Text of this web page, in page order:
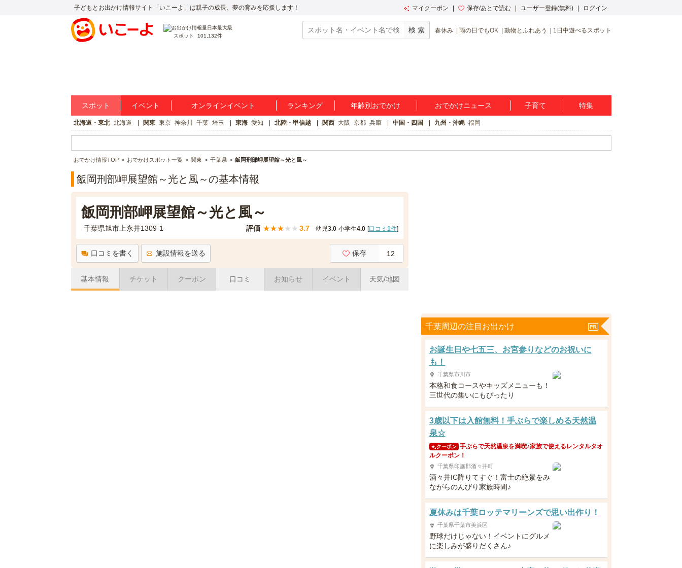
子どもとお出かけ情報サイト「いこーよ」は親子の成長、夢の育みを応援します！ マイクーポン 保存/あとで読む ユーザー登録(無料) ログイン
スポット 101,132件
春休み 雨の日でもOK 動物とふれあう 1日中遊べるスポット
スポット イベント オンラインイベント ランキング 年齢別おでかけ おでかけニュース 子育て 特集
北海道・東北 北海道 関東 東京 神奈川 千葉 埼玉 東海 愛知 北陸・甲信越 関西 大阪 京都 兵庫 中国・四国 九州・沖縄 福岡
おでかけ情報TOP おでかけスポット一覧 関東 千葉県 飯岡刑部岬展望館～光と風～
飯岡刑部岬展望館～光と風～の基本情報
飯岡刑部岬展望館～光と風～
千葉県旭市上永井1309-1 評価 ★★★★ ★ 3.7 幼児3.0 小学生4.0 [口コミ 1件]
口コミを書く 施設情報を送る 保存 12
基本情報 チケット クーポン 口コミ お知らせ イベント 天気/地図
千葉周辺の注目お出かけ
お誕生日や七五三、お宮参りなどのお祝いに
も！
千葉県市川市
本格和食コースやキッズメニューも！
三世代の集いにもぴったり
3歳以下は入館無料！手ぶらで楽しめる天然温
泉☆
クーポン 手ぶらで天然温泉を満喫♪家族で使えるレンタルタオ
ルクーポン！
千葉県印旛郡酒々井町
酒々井IC降りてすぐ！富士の絶景をみ
ながらのんびり家族時間♪
夏休みは千葉ロッテマリーンズで思い出作り！
千葉県千葉市美浜区
野球だけじゃない！イベントにグルメ
に楽しみが盛りだくさん♪